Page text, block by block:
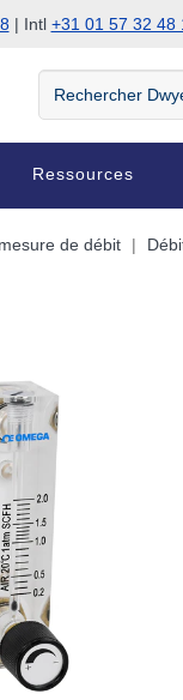
| Intl +31 01 57 32 48
Rechercher
DwyerOmega
Ressources
de débit